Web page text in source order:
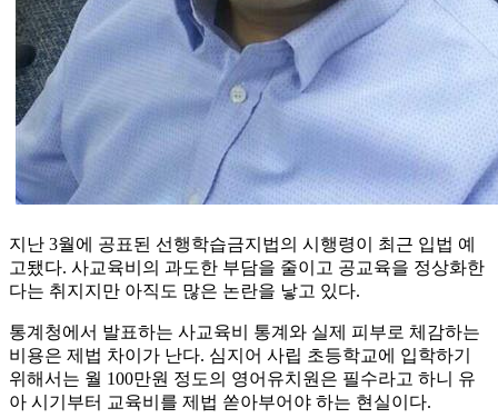
지난 3월에 공표된 선행학습금지법의 시행령이 최근 입법 예
고됐다. 사교육비의 과도한 부담을 줄이고 공교육을 정상화한
다는 취지지만 아직도 많은 논란을 낳고 있다.
통계청에서 발표하는 사교육비 통계와 실제 피부로 체감하는
비용은 제법 차이가 난다. 심지어 사립 초등학교에 입학하기
위해서는 월 100만원 정도의 영어유치원은 필수라고 하니 유
아 시기부터 교육비를 제법 쏟아부어야 하는 현실이다.